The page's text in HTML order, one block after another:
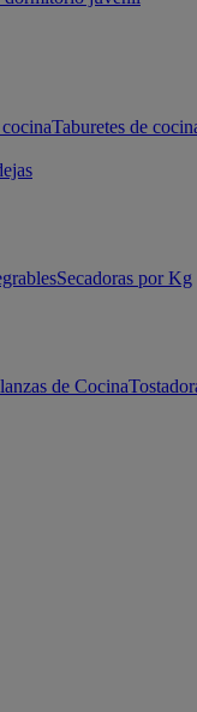
Taburetes de
Secadoras por Kg
de Cocina